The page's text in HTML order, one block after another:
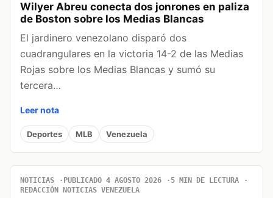
Wilyer Abreu conecta dos jonrones en paliza
de Boston sobre los Medias Blancas
El jardinero venezolano disparó dos
cuadrangulares en la victoria 14-2 de las Medias
Rojas sobre los Medias Blancas y sumó su
tercera…
Leer nota
Deportes MLB Venezuela
NOTICIAS PUBLICADO 4 AGOSTO 2026
5 MIN DE LECTURA
REDACCIÓN NOTICIAS VENEZUELA